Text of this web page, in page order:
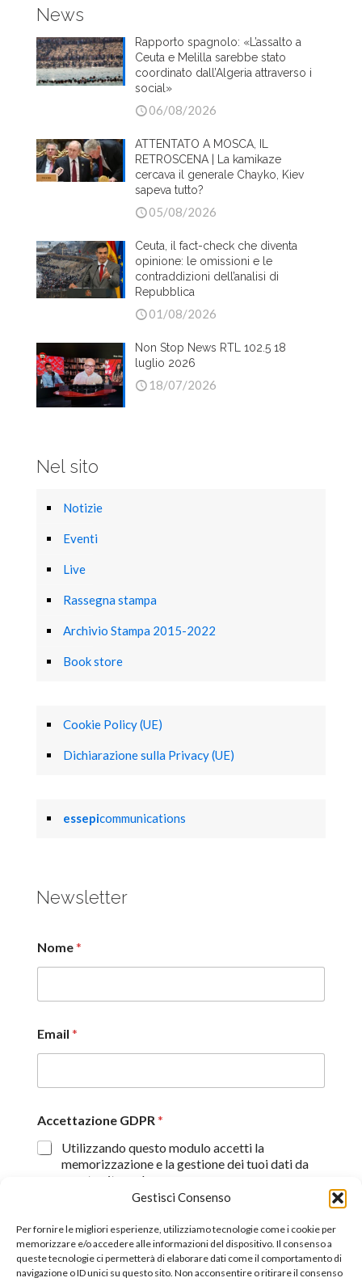
Gestisci Consenso
Per fornire le migliori esperienze, utilizziamo tecnologie come i cookie per
memorizzare e/o accedere alle informazioni del dispositivo. Il consenso a
queste tecnologie ci permetterà di elaborare dati come il comportamento di
navigazione o ID unici su questo sito. Non acconsentire o ritirare il consenso
News
Rapporto spagnolo: «L’assalto a
Ceuta e Melilla sarebbe stato
coordinato dall’Algeria attraverso i
social»
06/08/2026
ATTENTATO A MOSCA, IL
RETROSCENA | La kamikaze
cercava il generale Chayko, Kiev
sapeva tutto?
05/08/2026
Ceuta, il fact-check che diventa
opinione: le omissioni e le
contraddizioni dell’analisi di
Repubblica
01/08/2026
Non Stop News RTL 102.5 18
luglio 2026
18/07/2026
Nel sito
Notizie
Eventi
Live
Rassegna stampa
Archivio Stampa 2015-2022
Book store
Cookie Policy (UE)
Dichiarazione sulla Privacy (UE)
essepicommunications
Newsletter
Nome*
Email *
Accettazione GDPR*
Utilizzando questo modulo accetti la
memorizzazione e la gestione dei tuoi dati da
questo sito web.
Proseguendo, dichiaro di aver preso visione
Invia